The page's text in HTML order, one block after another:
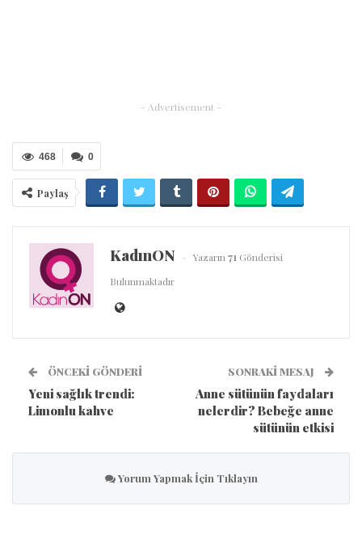
- Advertisement -
0
468
Paylaş
KadınON Yazarın71 Gönderisi
Bulunmaktadır
ÖNCEKI GÖNDERI
Yeni sağlık trendi:
Limonlu kahve
SONRAKI MESAJ
Anne sütünün faydaları
nelerdir? Bebeğe anne
sütünün etkisi
Yorum Yapmak İçin Tıklayın